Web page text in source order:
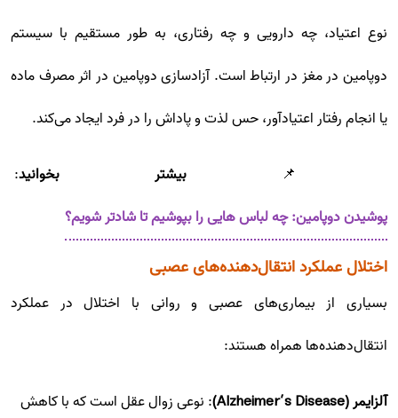
نوع اعتیاد، چه دارویی و چه رفتاری، به طور مستقیم با سیستم
دوپامین در مغز در ارتباط است. آزادسازی دوپامین در اثر مصرف ماده
یا انجام رفتار اعتیادآور، حس لذت و پاداش را در فرد ایجاد می‌کند.
📌 بیشتر بخوانید:
پوشیدن دوپامین: چه لباس هایی را بپوشیم تا شادتر شویم؟
اختلال عملکرد انتقال‌دهنده‌های عصبی
بسیاری از بیماری‌های عصبی و روانی با اختلال در عملکرد
انتقال‌دهنده‌ها همراه هستند:
آلزایمر (Alzheimer’s Disease)
: نوعی زوال عقل است که با کاهش